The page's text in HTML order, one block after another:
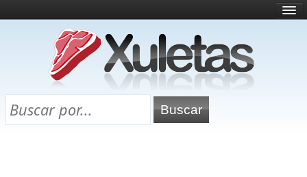
¿Qué es esto?
Directorio
Chuletas para exámenes